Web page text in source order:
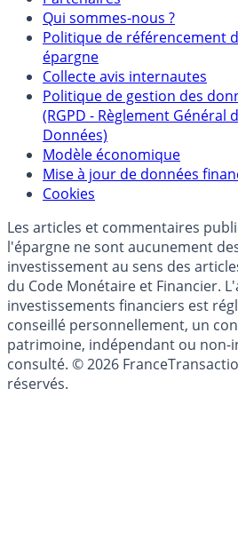
Qui sommes-nous ?
Politique de référencement
épargne
Collecte avis internautes
Politique de gestion des
(RGPD - Règlement Général
Données)
Modèle économique
Mise à jour de données
Cookies
Les articles et commentaires
l'épargne ne sont aucunement
investissement au sens des
du Code Monétaire et Financier.
investissements financiers est
conseillé personnellement, un
patrimoine, indépendant ou
consulté. © 2026
réservés.